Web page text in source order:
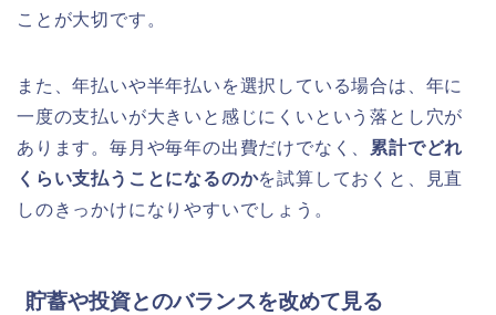
ことが大切です。
また、年払いや半年払いを選択している場合は、年に
一度の支払いが大きいと感じにくいという落とし穴が
あります。毎月や毎年の出費だけでなく、
累計でどれ
くらい支払うことになるのかを試算しておくと、見直
しのきっかけになりやすいでしょう。
貯蓄や投資とのバランスを改めて見る